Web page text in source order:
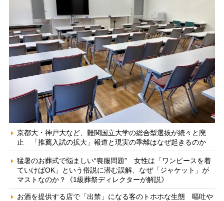
京都大・神戸大など、難関国立大学の総合型選抜が続々と廃
止 「推薦入試の拡大」報道と現実の乖離はなぜ起きるのか
猛暑のお葬式で悩ましい“喪服問題” 女性は「ワンピースを着
ていけばOK」という俗説に潜む誤解、なぜ「ジャケット」が
マストなのか？《1級葬祭ディレクターが解説》
お酒を提供する店で「出禁」になる客のトホホな生態 嘔吐や